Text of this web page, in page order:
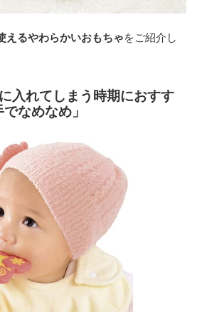
えるやわらかいおもちゃをご紹介し
入れてしまう時期におすす
なめなめ」